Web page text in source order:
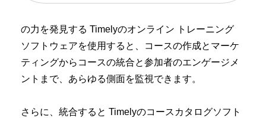
の力を発見する Timelyのオンライン トレーニング
ソフトウェアを使用すると、コースの作成とマーケ
ティングからコースの統合と参加者のエンゲージメ
ントまで、あらゆる側面を監視できます。
さらに、統合すると Timelyのコースカタログソフト